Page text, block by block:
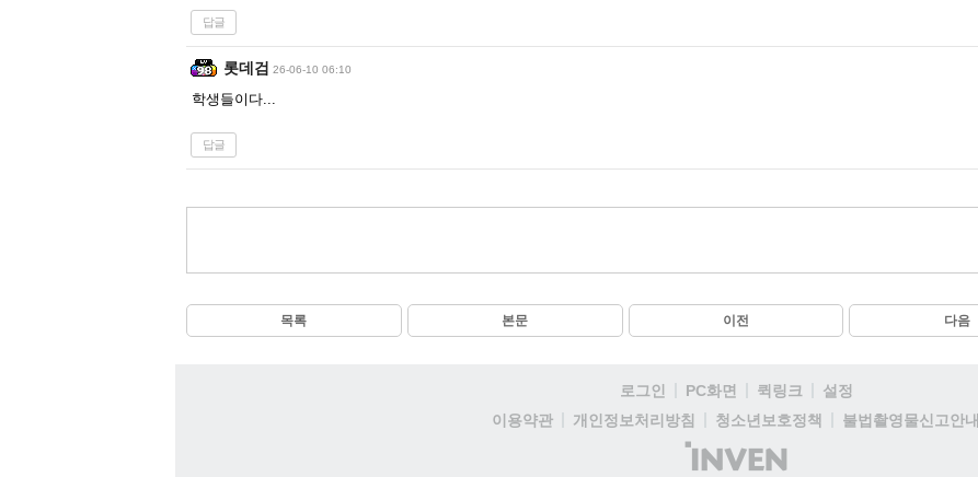
답글
롯데검 26-06-10 06:10
학생들이다...
답글
목록 본문 이전 다음
로그인 PC화면 퀵링크
설정
이용약관
개인정보처리방침 청소년보호정책
불법촬영물신고안내
(주)